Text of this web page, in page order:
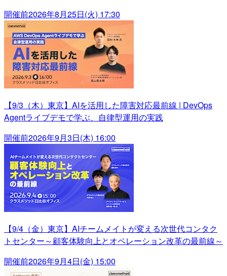
開催前2026年8月25日(火) 17:30
【9/3（木）東京】AIを活用した障害対応最前線 | DevOps
Agentライブデモで学ぶ、自律型運用の実践
開催前2026年9月3日(木) 16:00
【9/4（金）東京】AIチームメイトが変える次世代コンタク
トセンター～顧客体験向上とオペレーション改革の最前線～
開催前2026年9月4日(金) 15:00